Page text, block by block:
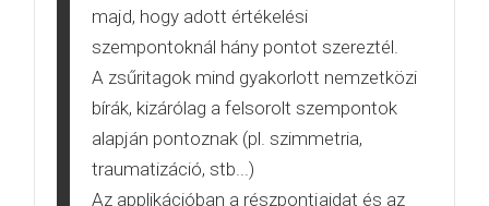
majd, hogy adott értékelési
szempontoknál hány pontot szereztél.
A zsűritagok mind gyakorlott nemzetközi
bírák, kizárólag a felsorolt szempontok
alapján pontoznak (pl. szimmetria,
traumatizáció, stb...)
Az applikációban a részpontjaidat és az